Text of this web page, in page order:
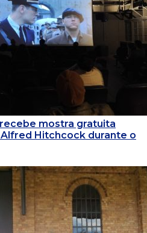
mostra gratuita
Hitchcock durante o